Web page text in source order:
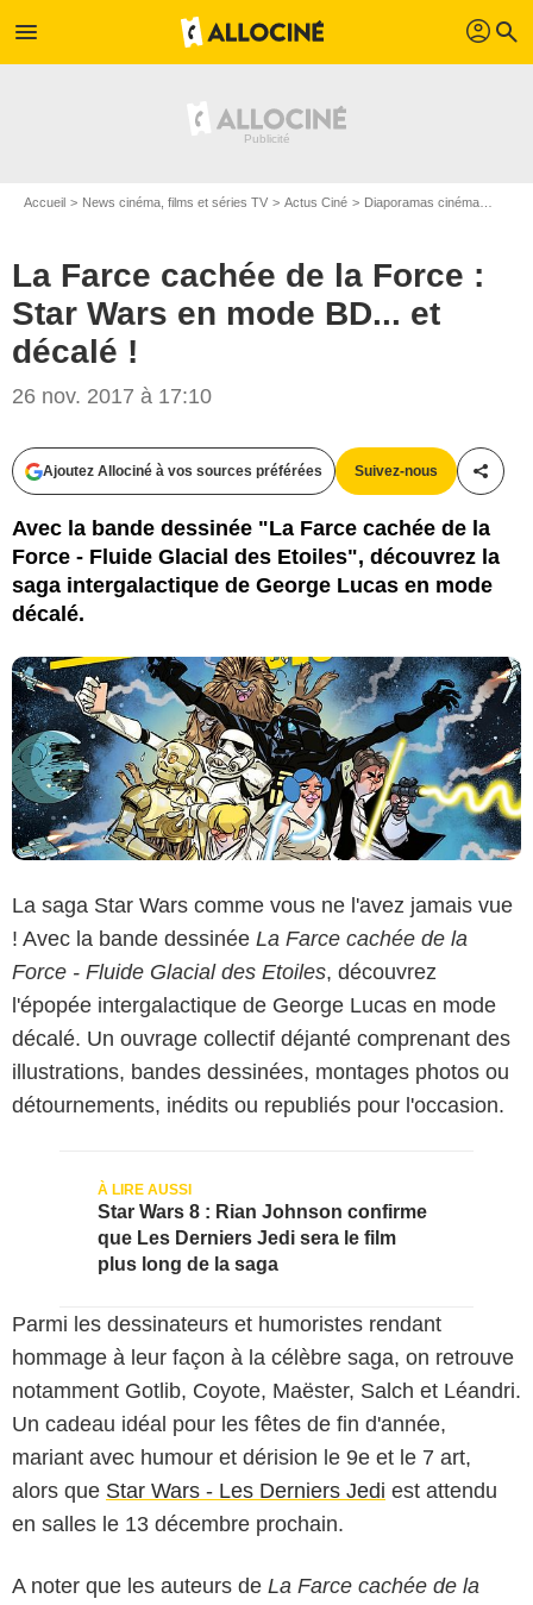
menu profil search
Accueil News cinéma, films et séries TV Actus Ciné Diaporamas cinéma
La Farce cachée de la Force :
Star Wars en mode BD... et
décalé !
26 nov. 2017 à 17:10
Ajoutez Allociné à vos sources préférées Suivez-nous
Avec la bande dessinée "La Farce cachée de la
Force - Fluide Glacial des Etoiles", découvrez la
saga intergalactique de George Lucas en mode
décalé.
Fluide Glacial
La saga Star Wars comme vous ne l'avez jamais vue
! Avec la bande dessinée La Farce cachée de la
Force - Fluide Glacial des Etoiles, découvrez
l'épopée intergalactique de George Lucas en mode
décalé. Un ouvrage collectif déjanté comprenant des
illustrations, bandes dessinées, montages photos ou
détournements, inédits ou republiés pour l'occasion.
Star Wars 8 : Rian Johnson confirme
que Les Derniers Jedi sera le film
plus long de la saga
Parmi les dessinateurs et humoristes rendant
hommage à leur façon à la célèbre saga, on retrouve
notamment Gotlib, Coyote, Maëster, Salch et Léandri.
Un cadeau idéal pour les fêtes de fin d'année,
mariant avec humour et dérision le 9e et le 7 art,
alors que Star Wars - Les Derniers Jedi est attendu
en salles le 13 décembre prochain.
A noter que les auteurs de La Farce cachée de la